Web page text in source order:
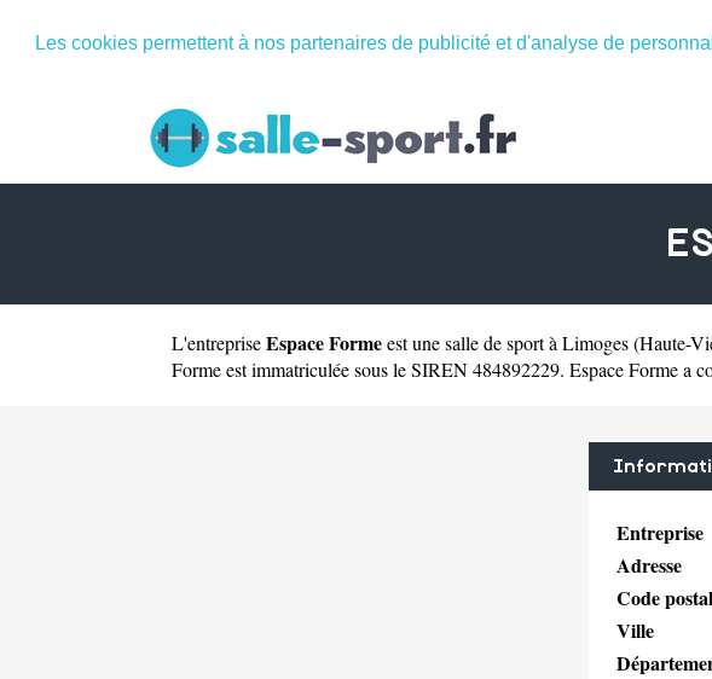
Les cookies permettent à nos partenaires de publicité et d'analyse de
L'entrepriseEspace Formeest unesalle de sport à Limoges(Haute-
Forme est immatriculée sous le SIREN 484892229. Espace Forme a
Entreprise
Adresse
Code postal
Ville